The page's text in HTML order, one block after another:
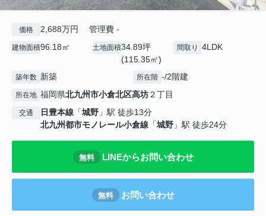
価格 2,688万円 管理費 -
建物面積96.18㎡ 土地面積34.89坪
(115.35㎡)
間取り 4LDK
築年数 新築 所在階 -/2階建
所在地 福岡県北九州市小倉北区高坊２丁目
交通 日豊本線 「城野 」駅 徒歩13分
北九州都市モノレール小倉線 「城野 」駅 徒歩24分
無料 LINEからお問い合わせ
無料 お問い合わせ